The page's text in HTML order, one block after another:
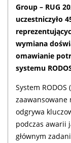
Group – RUG
uczestniczyło
wymiana
omawianie
systemu
System
zaawansowane
odgrywa
podczas awarii
głównym